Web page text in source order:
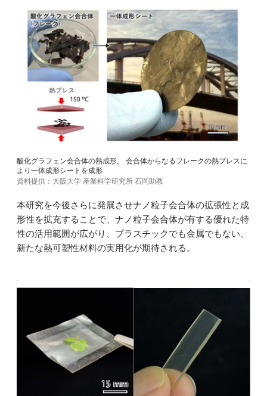
酸化グラフェン会合体の熱成形。 会合体からなるフレークの熱プレスに
より一体成形シートを成形
資料提供：大阪大学 産業科学研究所 石岡助教
本研究を今後さらに発展させナノ粒子会合体の拡張性と成
形性を拡充することで、ナノ粒子会合体が有する優れた特
性の活用範囲が広がり、プラスチックでも金属でもない、
新たな熱可塑性材料の実用化が期待される。